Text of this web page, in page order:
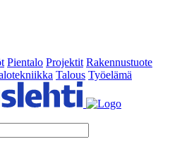
Pientalo Projektit Rakennustuote
Talous Työelämä